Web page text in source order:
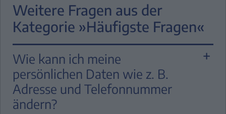
Weitere Fragen aus der
Kategorie »Häufigste Fragen«
Wie kann ich meine
persönlichen Daten wie z. B.
Adresse und Telefonnummer
ändern?